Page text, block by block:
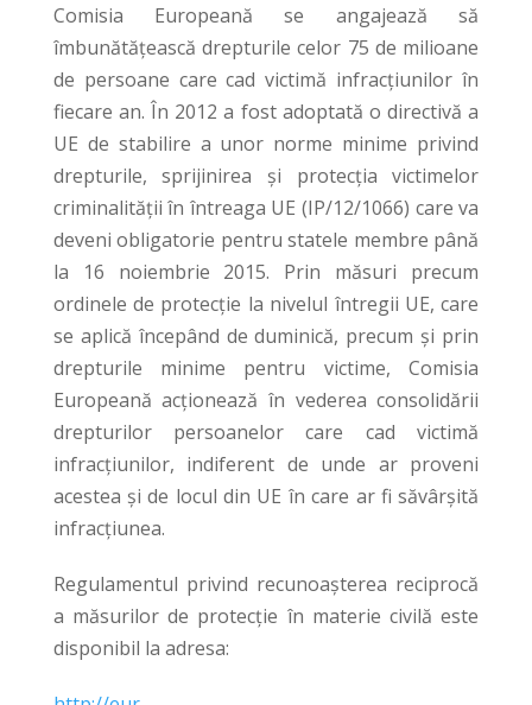
Comisia Europeană se angajează să
îmbunătățească drepturile celor 75 de milioane
de persoane care cad victimă infracțiunilor în
fiecare an. În 2012 a fost adoptată o directivă a
UE de stabilire a unor norme minime privind
drepturile, sprijinirea și protecția victimelor
criminalității în întreaga UE (IP/12/1066) care va
deveni obligatorie pentru statele membre până
la 16 noiembrie 2015. Prin măsuri precum
ordinele de protecție la nivelul întregii UE, care
se aplică începând de duminică, precum și prin
drepturile minime pentru victime, Comisia
Europeană acționează în vederea consolidării
drepturilor persoanelor care cad victimă
infracțiunilor, indiferent de unde ar proveni
acestea și de locul din UE în care ar fi săvârșită
infracțiunea.
Regulamentul privind recunoașterea reciprocă
a măsurilor de protecție în materie civilă este
disponibil la adresa: